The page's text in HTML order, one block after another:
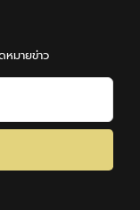
หมายข่าว